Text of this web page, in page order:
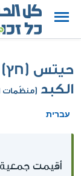
حيتس (חץ)
الكبد (منظّمات
עברית